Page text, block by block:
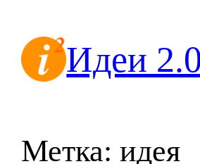
содержимомуИдеи 2.0
Метка:идея